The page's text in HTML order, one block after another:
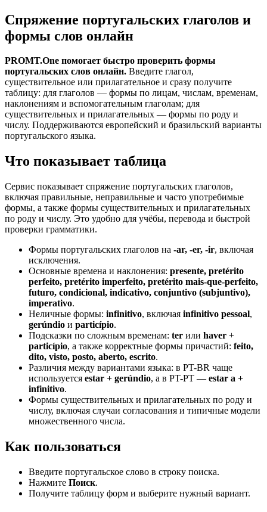
Спряжение португальских глаголов и
формы слов онлайн
PROMT.One помогает быстро проверить формы
португальских слов онлайн. Введите глагол,
существительное или прилагательное и сразу получите
таблицу: для глаголов — формы по лицам, числам, временам,
наклонениям и вспомогательным глаголам; для
существительных и прилагательных — формы по роду и
числу. Поддерживаются европейский и бразильский варианты
португальского языка.
Что показывает таблица
Сервис показывает спряжение португальских глаголов,
включая правильные, неправильные и часто употребимые
формы, а также формы существительных и прилагательных
по роду и числу. Это удобно для учёбы, перевода и быстрой
проверки грамматики.
Формы португальских глаголов на -ar, -er, -ir, включая
исключения.
Основные времена и наклонения: presente, pretérito
perfeito, pretérito imperfeito, pretérito mais-que-perfeito,
futuro, condicional, indicativo, conjuntivo (subjuntivo),
imperativo.
Неличные формы: infinitivo, включая infinitivo pessoal,
gerúndio и particípio.
Подсказки по сложным временам: ter или haver +
particípio, а также корректные формы причастий: feito,
dito, visto, posto, aberto, escrito.
Различия между вариантами языка: в PT-BR чаще
используется estar + gerúndio, а в PT-PT — estar a +
infinitivo.
Формы существительных и прилагательных по роду и
числу, включая случаи согласования и типичные модели
множественного числа.
Как пользоваться
Введите португальское слово в строку поиска.
Нажмите Поиск.
Получите таблицу форм и выберите нужный вариант.